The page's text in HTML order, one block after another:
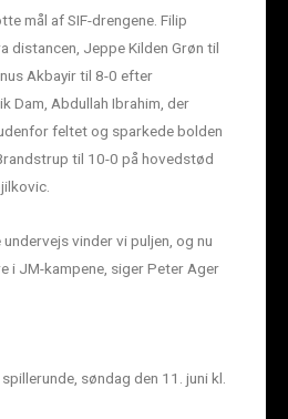
mål af SIF-drengene. Filip
distancen, Jeppe Kilden Grøn til
Akbayir til 8-0 efter
Dam, Abdullah Ibrahim, der
feltet og sparkede bolden
til 10-0 på hovedstød
vinder vi puljen, og nu
i JM-kampene, siger Peter Ager
søndag den 11. juni kl.